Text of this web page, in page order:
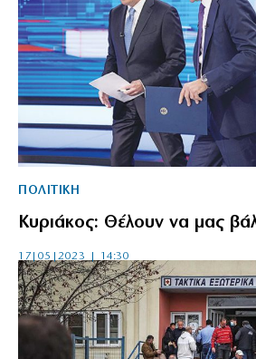
ΠΟΛΙΤΙΚΗ
Κυριάκος: Θέλουν να μας
17|05|2023 | 14:30